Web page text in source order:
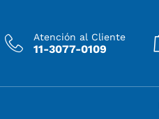
Atención al Cliente
11-3077-0109